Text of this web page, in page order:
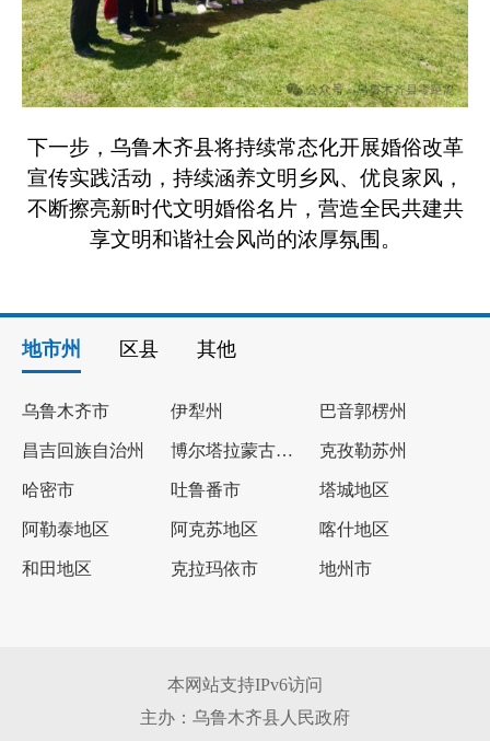
下一步，乌鲁木齐县将持续常态化开展婚俗改革
宣传实践活动，持续涵养文明乡风、优良家风，
不断擦亮新时代文明婚俗名片，营造全民共建共
享文明和谐社会风尚的浓厚氛围。
地市州 区县 其他
乌鲁木齐市 伊犁州 巴音郭楞州
昌吉回族自治州 博尔塔拉蒙古自治州 克孜勒苏州
哈密市 吐鲁番市 塔城地区
阿勒泰地区 阿克苏地区 喀什地区
和田地区 克拉玛依市 地州市
本网站支持IPv6访问
主办：乌鲁木齐县人民政府